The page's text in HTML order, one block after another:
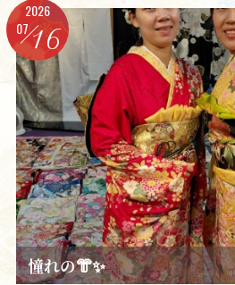
2026
0716
憧れの👘✨️